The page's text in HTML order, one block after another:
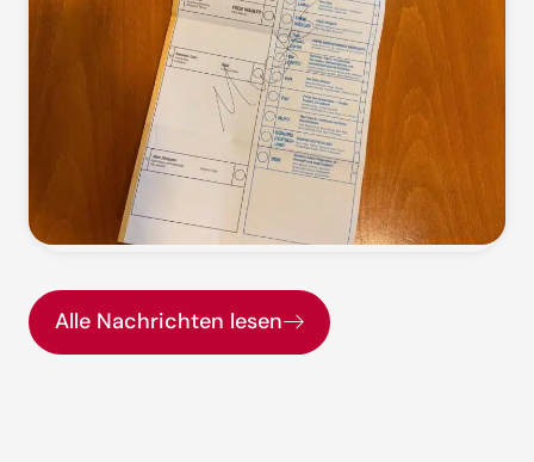
Alle Nachrichten lesen